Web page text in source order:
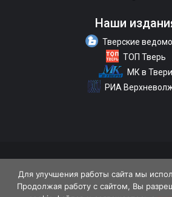
Наши
Тверские
ТОП Тверь
МК в Твери
РИА
Политика конфиденциальности
Для улучшения работы сайта мы
Продолжая работу с сайтом, Вы